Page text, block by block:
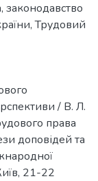
, законодавство
,Трудовий
/ В. Л.
права
доповідей та
21-22